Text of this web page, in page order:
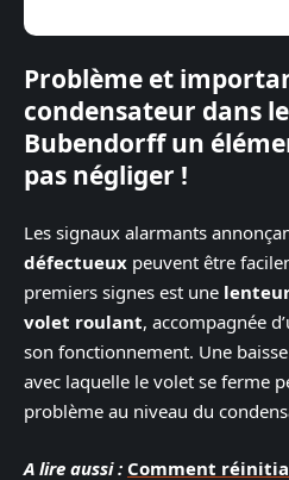
Problème et
condensateur dans
Bubendorff un
pas négliger !
Les signaux alarmants
défectueux peuvent être
premiers signes est une
volet roulant, accompagnée
son fonctionnement. Une
avec laquelle le volet se ferme
problème au niveau du
A lire aussi : Comment